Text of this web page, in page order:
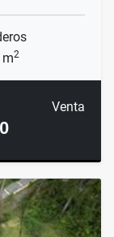
m2
Venta